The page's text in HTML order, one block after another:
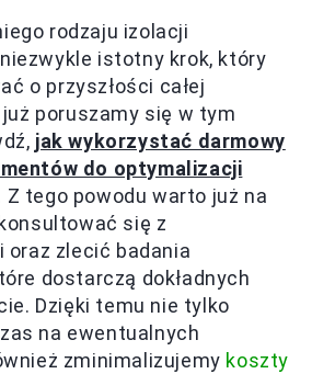
rodzaju izolacji
istotny krok, który
o przyszłości całej
poruszamy się w tym
jak wykorzystać darmowy
do optymalizacji
Z tego powodu warto już na
się z
zlecić badania
dostarczą dokładnych
Dzięki temu nie tylko
na ewentualnych
zminimalizujemy koszty